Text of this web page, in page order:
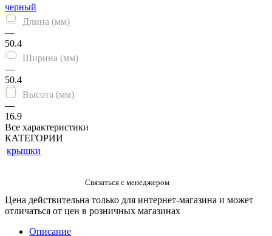
черный
Длина (мм)
—
50.4
Ширина (мм)
—
50.4
Высота (мм)
—
16.9
Все характеристики
КАТЕГОРИИ
крышки
Цена действительна только для интернет-магазина и может
отличаться от цен в розничных магазинах
Описание